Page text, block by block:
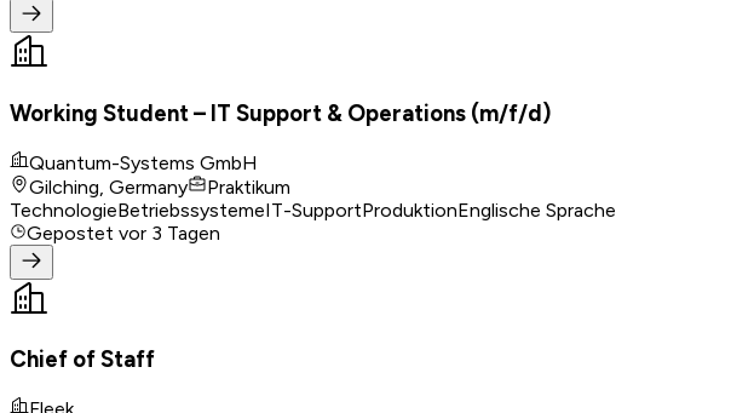
Working Student – IT Support & Operations (m/f/d)
Quantum-Systems GmbH
Gilching, Germany
Praktikum
TechnologieBetriebssystemeIT-SupportProduktionEnglische Sprache
Gepostet vor 3 Tagen
Chief of Staff